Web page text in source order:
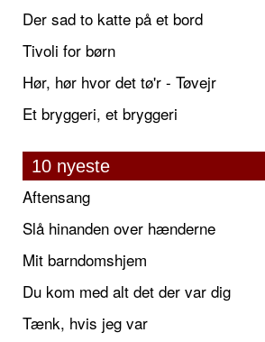
Der sad to katte på et bord
Tivoli for børn
Hør, hør hvor det tø'r - Tøvejr
Et bryggeri, et bryggeri
10 nyeste
Aftensang
Slå hinanden over hænderne
Mit barndomshjem
Du kom med alt det der var dig
Tænk, hvis jeg var